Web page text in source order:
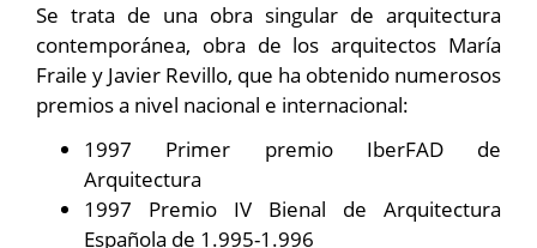
Se trata de una obra singular de arquitectura
contemporánea, obra de los arquitectos María
Fraile y Javier Revillo, que ha obtenido numerosos
premios a nivel nacional e internacional:
1997 Primer premio IberFAD de
Arquitectura
1997 Premio IV Bienal de Arquitectura
Española de 1.995-1.996